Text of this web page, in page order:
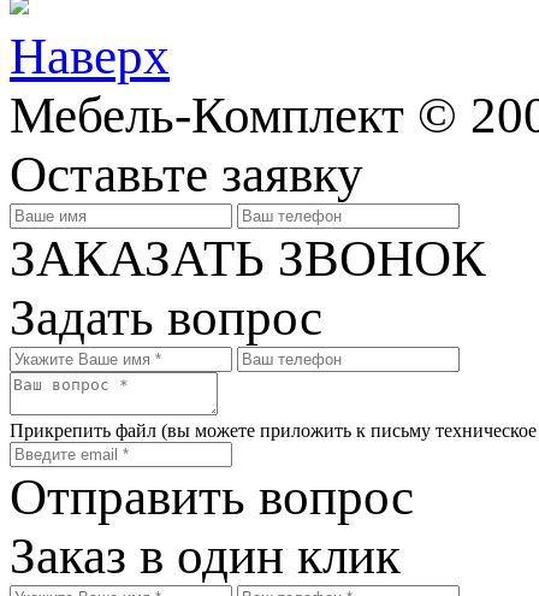
Наверх
Мебель-Комплект ©
Оставьте заявку
ЗАКАЗАТЬ ЗВОНОК
Задать вопрос
Прикрепить файл (вы можете приложить к письму
Отправить вопрос
Заказ в один клик